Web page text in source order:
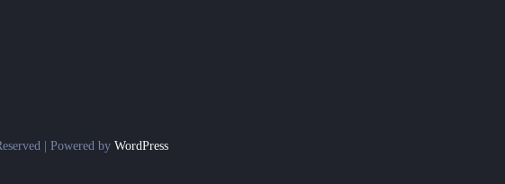
| Powered byWordPress